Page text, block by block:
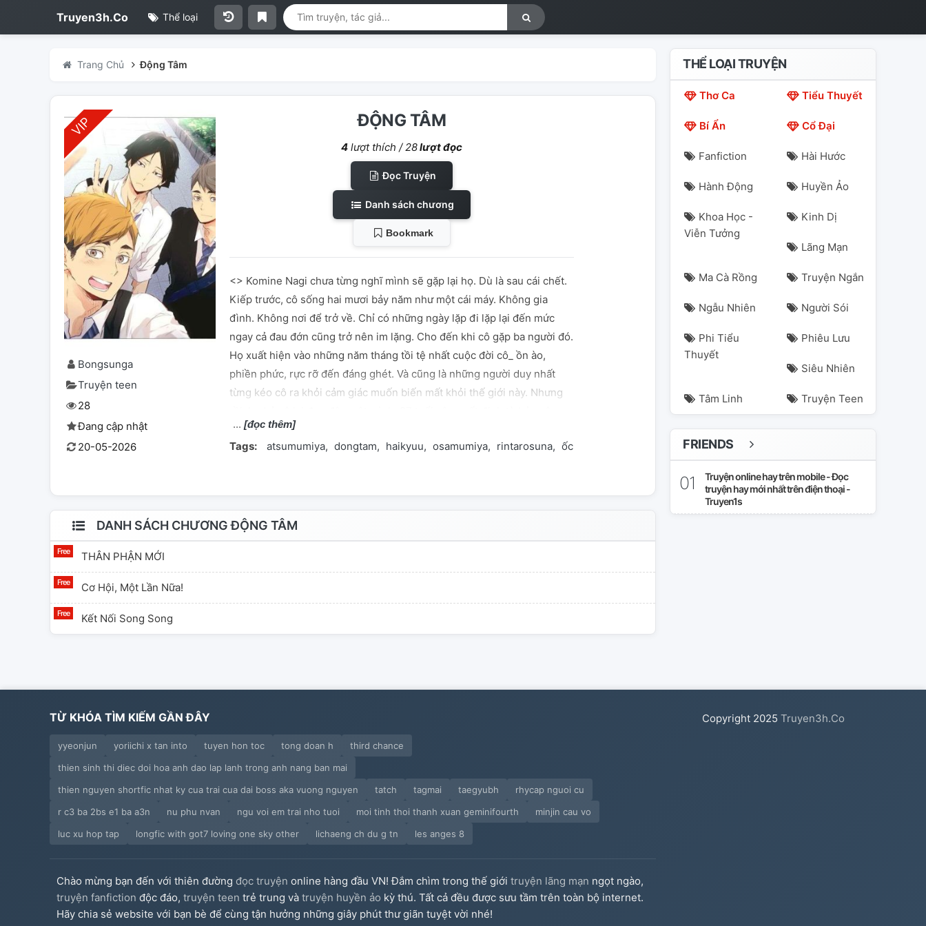
Truyen3h.Co Thể loại
Trang Chủ Động Tâm
Bongsunga
Truyện teen
28
Đang cập nhật
20-05-2026
ĐỘNG TÂM
4 lượt thích /28lượt đọc
Đọc Truyện
Danh sách chương
Bookmark
<> Komine Nagi chưa từng nghĩ mình sẽ gặp lại họ. Dù là sau cái chết.
Kiếp trước, cô sống hai mươi bảy năm như một cái máy. Không gia
đình. Không nơi để trở về. Chỉ có những ngày lặp đi lặp lại đến mức
ngay cả đau đớn cũng trở nên im lặng. Cho đến khi cô gặp ba người đó.
Họ xuất hiện vào những năm tháng tồi tệ nhất cuộc đời cô_ ồn ào,
phiền phức, rực rỡ đến đáng ghét. Và cũng là những người duy nhất
từng kéo cô ra khỏi cảm giác muốn biến mất khỏi thế giới này. Nhưng
đời này, có phải vì thương xót cho số phận nghiệt ngã mà ông trời đã
ban cho cô cơ hội mới ở một thế giới hạnh phúc hơn và gặp lại ba
[đọc thêm]
Tags: atsumumiya dongtam haikyuu osamumiya rintarosuna ốc
DANH SÁCH CHƯƠNG ĐỘNG TÂM
THÂN PHẬN MỚI
Cơ Hội, Một Lần Nữa!
Kết Nối Song Song
THỂ LOẠI TRUYỆN
Thơ Ca Tiểu Thuyết
Bí Ẩn Cổ Đại
Fanfiction Hài Hước
Hành Động Huyền Ảo
Khoa Học -
Viễn Tưởng
Kinh Dị
Lãng Mạn
Ma Cà Rồng Truyện Ngắn
Ngẫu Nhiên Người Sói
Phi Tiểu
Thuyết
Phiêu Lưu
Siêu Nhiên
Tâm Linh Truyện Teen
FRIENDS
Truyện online hay trên mobile - Đọc
truyện hay mới nhất trên điện thoại -
Truyen1s
TỪ KHÓA TÌM KIẾM GẦN ĐÂY
yyeonjun yoriichi x tan into tuyen hon toc tong doan h
third chance
thien sinh thi diec doi hoa anh dao lap lanh trong anh nang ban mai
thien nguyen shortfic nhat ky cua trai cua dai boss aka vuong nguyen
tatch tagmai taegyubh
rhycap nguoi cu
r c3 ba 2bs e1 ba a3n
nu phu nvan ngu voi em trai nho tuoi moi tinh thoi thanh xuan geminifourth
minjin cau vo
luc xu hop tap
longfic with got7 loving one sky other lichaeng ch du g tn les anges 8
Chào mừng bạn đến với thiên đường đọc truyện online hàng đầu VN! Đắm chìm trong thế giới truyện lãng mạn ngọt ngào,
truyện fanfiction độc đáo, truyện teen trẻ trung và truyện huyền ảo kỳ thú. Tất cả đều được sưu tầm trên toàn bộ internet.
Hãy chia sẻ website với bạn bè để cùng tận hưởng những giây phút thư giãn tuyệt vời nhé!
Copyright 2025 Truyen3h.Co